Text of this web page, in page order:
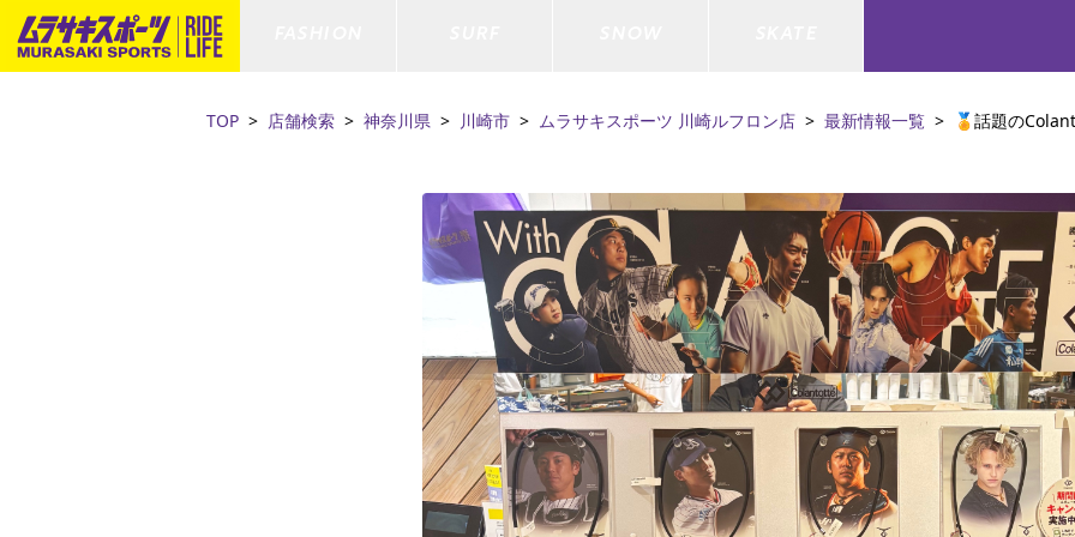
アウター/ジャケット トップス
シューズ バッグ
キッズ メンズ水着/ラッシュガード
ストライダー/バイク/その他
サーフボード ウェットスーツ
サーフボードメンテナンスグッズ キッズサーフィン
スキムボード GO サーフセット
スノーボード板 バインディング
スノーボードセット スノーボードウェア
スノーボードグローブ キッズスノーボード
スノーボードグッズ スノーボードメンテナンスグッズ
スケートボード キッズスケートボード
スケートボードグッズ
スケートボードメンテナンスグッ
ズ
TOP 店舗検索 神奈川県 川崎市 ムラサキスポーツ 川崎ルフロン店 最新情報一覧 🏅話題の